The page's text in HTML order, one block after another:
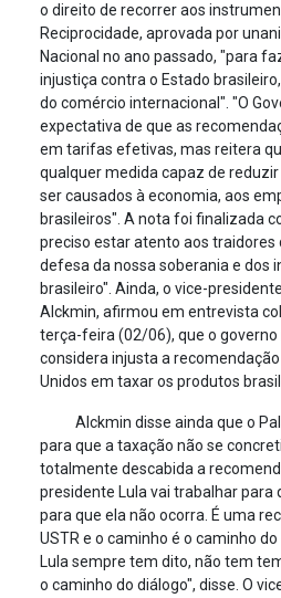
o direito de recorrer aos
Reciprocidade, aprovada por
Nacional no ano passado, "para
injustiça contra o Estado
do comércio internacional". "O
expectativa de que as
em tarifas efetivas, mas reitera
qualquer medida capaz de
ser causados à economia, aos
brasileiros". A nota foi finalizada
preciso estar atento aos traidores
defesa da nossa soberania e dos
brasileiro". Ainda, o vice-
Alckmin, afirmou em entrevista
terça-feira (02/06), que o
considera injusta a recomendação
Unidos em taxar os produtos
Alckmin disse ainda que o
para que a taxação não se
totalmente descabida a
presidente Lula vai trabalhar para
para que ela não ocorra. É uma
USTR e o caminho é o caminho
Lula sempre tem dito, não tem
o caminho do diálogo", disse. O